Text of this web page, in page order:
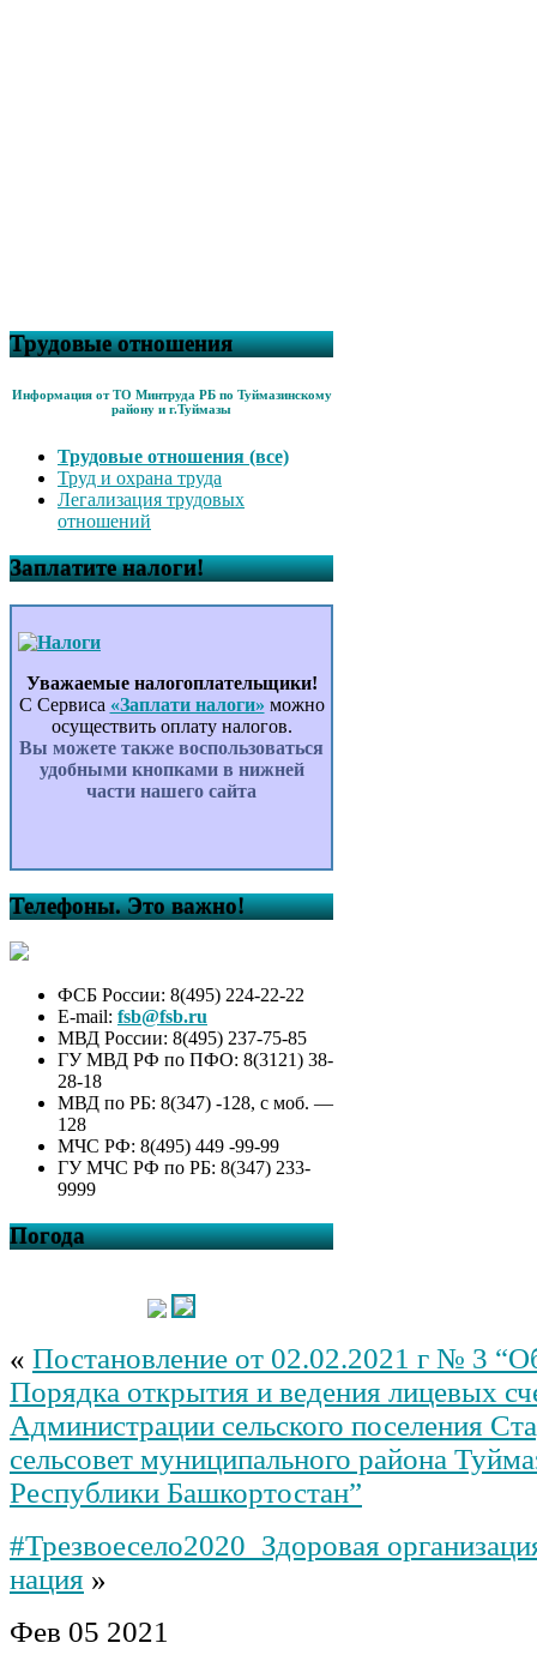
Трудовые отношения
Информация от ТО Минтруда РБ по Туймазинскому
району и г.Туймазы
Трудовые отношения (все)
Труд и охрана труда
Легализация трудовых
отношений
Заплатите налоги!
Уважаемые налогоплательщики!
С Сервиса «Заплати налоги» можно
осуществить оплату налогов.
Вы можете также воспользоваться
удобными кнопками в нижней
части нашего сайта
Телефоны. Это важно!
ФСБ России: 8(495) 224-22-22
E-mail: fsb@fsb.ru
МВД России: 8(495) 237-75-85
ГУ МВД РФ по ПФО: 8(3121) 38-
28-18
МВД по РБ: 8(347) -128, с моб. —
128
МЧС РФ: 8(495) 449 -99-99
ГУ МЧС РФ по РБ: 8(347) 233-
9999
Погода
« Постановление от 02.02.2021 г № 3
Порядка открытия и ведения лицевых
Администрации сельского поселения
сельсовет муниципального района
Республики Башкортостан”
#Трезвоесело2020_Здоровая
нация »
Фев 05 2021